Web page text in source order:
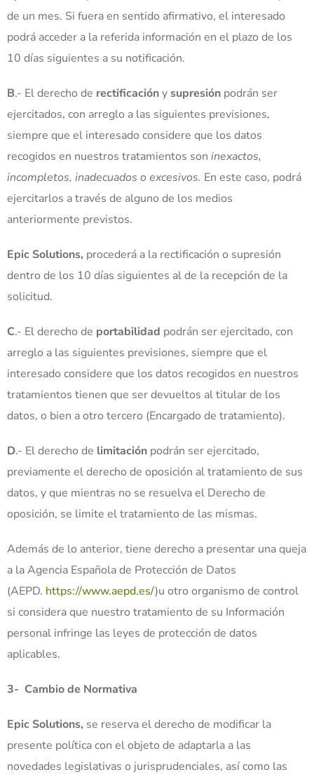
de un mes. Si fuera en sentido afirmativo, el interesado
podrá acceder a la referida información en el plazo de los
10 días siguientes a su notificación.
B.- El derecho de rectificacióny supresión podrán ser
ejercitados, con arreglo a las siguientes previsiones,
siempre que el interesado considere que los datos
recogidos en nuestros tratamientos son inexactos,
incompletos, inadecuados o excesivos. En este caso, podrá
ejercitarlos a través de alguno de los medios
anteriormente previstos.
Epic Solutions, procederá a la rectificación o supresión
dentro de los 10 días siguientes al de la recepción de la
solicitud.
C.- El derecho de portabilidad podrán ser ejercitado, con
arreglo a las siguientes previsiones, siempre que el
interesado considere que los datos recogidos en nuestros
tratamientos tienen que ser devueltos al titular de los
datos, o bien a otro tercero (Encargado de tratamiento).
D.- El derecho de limitación podrán ser ejercitado,
previamente el derecho de oposición al tratamiento de sus
datos, y que mientras no se resuelva el Derecho de
oposición, se limite el tratamiento de las mismas.
Además de lo anterior, tiene derecho a presentar una queja
a la Agencia Española de Protección de Datos
(AEPD. https://www.aepd.es/)u otro organismo de control
si considera que nuestro tratamiento de su Información
personal infringe las leyes de protección de datos
aplicables.
3- Cambio de Normativa
Epic Solutions, se reserva el derecho de modificar la
presente política con el objeto de adaptarla a las
novedades legislativas o jurisprudenciales, así como las